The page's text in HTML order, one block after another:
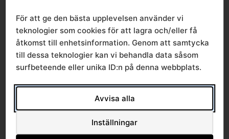
Last Updated
Bildspel 2016-02-18
sem Margrét
Leosdottir
För att ge den bästa upplevelsen använder vi
teknologier som cookies för att lagra och/eller få
åtkomst till enhetsinformation. Genom att samtycka
till dessa teknologier kan vi behandla data såsom
surfbeteende eller unika ID:n på denna webbplats.
Avvisa alla
Inställningar